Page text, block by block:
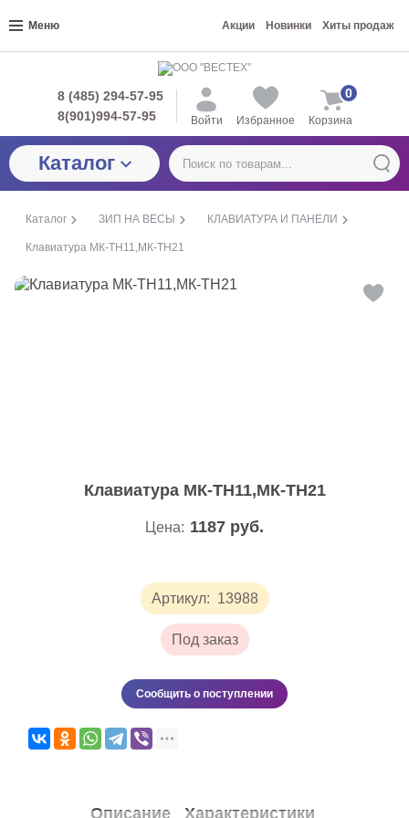
Меню Акции Новинки Хиты продаж
8 (485) 294-57-95
8(901)994-57-95
Войти Избранное Корзина
0
Каталог
Каталог ЗИП НА ВЕСЫ КЛАВИАТУРА И ПАНЕЛИ
Клавиатура МК-ТН11,МК-ТН21
Клавиатура МК-ТН11,МК-ТН21
Артикул: 13988
Под заказ
Цена: 1187 руб.
Сообщить о поступлении
Описание Характеристики